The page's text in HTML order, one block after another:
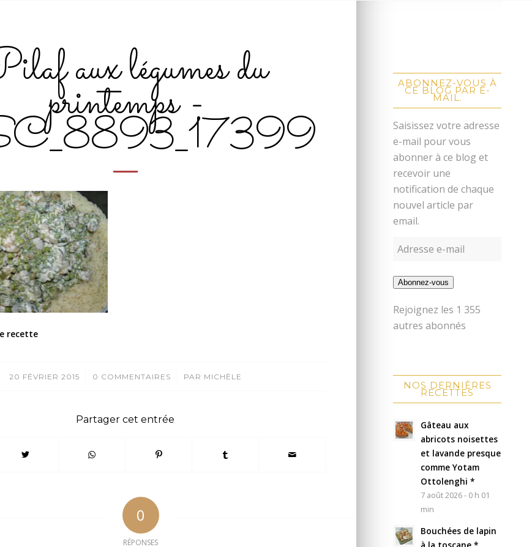
aux légumes du
printemps -
recette
20 FÉVRIER 2015
/ 0 COMMENTAIRES
/ PAR MICHÈLE
Partager cet entrée
0
RÉPONSES
ABONNEZ-VOUS À
CE BLOG PAR E-
MAIL.
Saisissez votre adresse
e-mail pour vous
abonner à ce blog et
recevoir une
notification de chaque
nouvel article par
email.
Abonnez-vous
Rejoignez les 1 355
autres abonnés
NOS DERNIÈRES
RECETTES
Gâteau aux
abricots noisettes
et lavande presque
comme Yotam
Ottolenghi *
7 août 2026 - 0 h 01
min
Bouchées de lapin
à la toscane *